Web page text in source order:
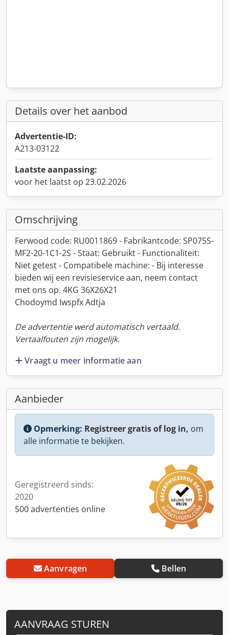
Details over het aanbod
Advertentie-ID:
A213-03122
Laatste aanpassing:
voor het laatst op 23.02.2026
Omschrijving
Ferwood code: RU0011869 - Fabrikantcode: SP075S-
MF2-20-1C1-2S - Staat: Gebruikt - Functionaliteit:
Niet getest - Compatibele machine: - Bij interesse
bieden wij een revisieservice aan, neem contact
met ons op. 4KG 36X26X21
Chodoymd Iwspfx Adtja
De advertentie werd automatisch vertaald.
Vertaalfouten zijn mogelijk.
Vraagt u meer informatie aan
Aanbieder
Opmerking: Registreer gratis of log in, om
alle informatie te bekijken.
Geregistreerd sinds:
2020
500 advertenties online
Aanvragen Bellen
AANVRAAG STUREN